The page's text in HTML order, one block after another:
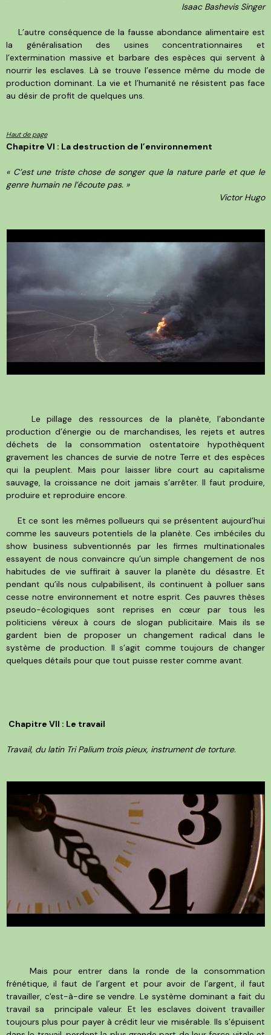
Isaac Bashevis Singer
L’autre conséquence de la fausse abondance alimentaire est
la généralisation des usines concentrationnaires et
l’extermination massive et barbare des espèces qui servent à
nourrir les esclaves. Là se trouve l’essence même du mode de
production dominant. La vie et l’humanité ne résistent pas face
au désir de profit de quelques uns.
Haut de page
Chapitre VI : La destruction de l’environnement
« C’est une triste chose de songer que la nature parle et que le
genre humain ne l’écoute pas. »
Victor Hugo
Le pillage des ressources de la planète, l’abondante
production d’énergie ou de marchandises, les rejets et autres
déchets de la consommation ostentatoire hypothèquent
gravement les chances de survie de notre Terre et des espèces
qui la peuplent. Mais pour laisser libre court au capitalisme
sauvage, la croissance ne doit jamais s’arrêter. Il faut produire,
produire et reproduire encore.
Et ce sont les mêmes pollueurs qui se présentent aujourd’hui
comme les sauveurs potentiels de la planète. Ces imbéciles du
show business subventionnés par les firmes multinationales
essayent de nous convaincre qu’un simple changement de nos
habitudes de vie suffirait à sauver la planète du désastre. Et
pendant qu’ils nous culpabilisent, ils continuent à polluer sans
cesse notre environnement et notre esprit. Ces pauvres thèses
pseudo-écologiques sont reprises en cœur par tous les
politiciens véreux à cours de slogan publicitaire. Mais ils se
gardent bien de proposer un changement radical dans le
système de production. Il s’agit comme toujours de changer
quelques détails pour que tout puisse rester comme avant.
Chapitre VII : Le travail
Travail, du latin Tri Palium trois pieux, instrument de torture.
Mais pour entrer dans la ronde de la consommation
frénétique, il faut de l’argent et pour avoir de l’argent, il faut
travailler, c'est-à-dire se vendre. Le système dominant a fait du
travail sa principale valeur. Et les esclaves doivent travailler
toujours plus pour payer à crédit leur vie misérable. Ils s’épuisent